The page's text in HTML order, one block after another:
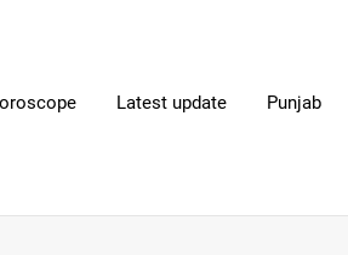
Latest update Punjab